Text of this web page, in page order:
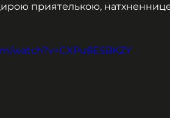
приятелькою,
watch?v=CXPu8ESBKZY